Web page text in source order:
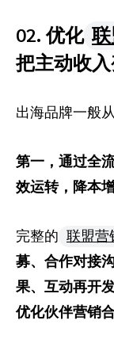
02. 优化
把主动收
出海品牌一般
第一，通过全
效运转，降本增
完整的 联盟营
募、合作对接
果、互动再开
优化伙伴营销